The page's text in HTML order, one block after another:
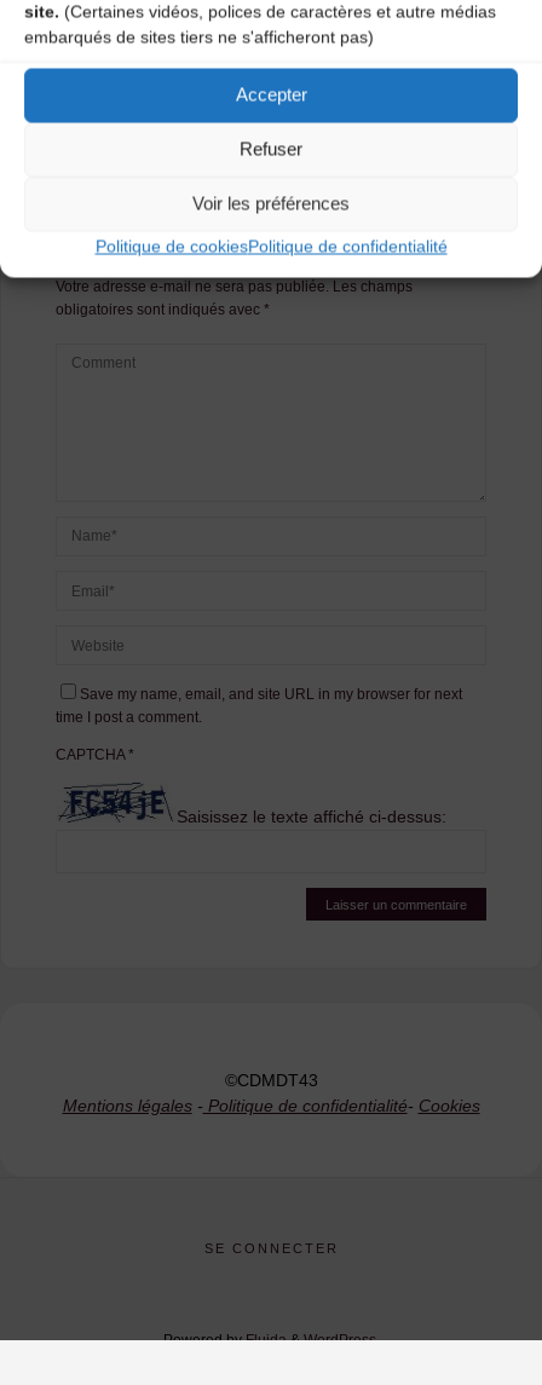
site. (Certaines vidéos, polices de caractères et autre médias
embarqués de sites tiers ne s'afficheront pas)
Accepter
Refuser
Voir les préférences
Politique de cookiesPolitique de confidentialité
Ateliers Danses Traditionnelles
Laisser un
commentaire
Votre adresse e-mail ne sera pas publiée. Les champs
obligatoires sont indiqués avec *
Save my name, email, and site URL in my browser for next
time I post a comment.
CAPTCHA*
Saisissez le texte affiché ci-dessus:
©CDMDT43
Mentions légales- Politique de confidentialité- Cookies
SE CONNECTER
Powered byFluida&WordPress.